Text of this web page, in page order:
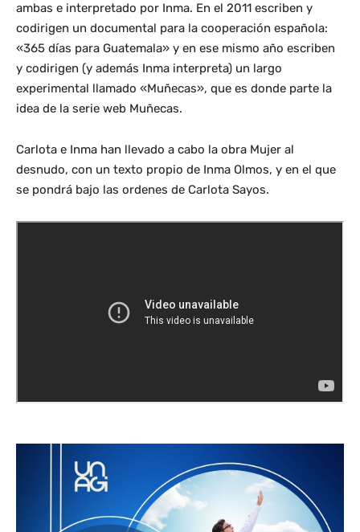
ambas e interpretado por Inma. En el 2011 escriben y
codirigen un documental para la cooperación española:
«365 días para Guatemala» y en ese mismo año escriben
y codirigen (y además Inma interpreta) un largo
experimental llamado «Muñecas», que es donde parte la
idea de la serie web Muñecas.
Carlota e Inma han llevado a cabo la obra Mujer al
desnudo, con un texto propio de Inma Olmos, y en el que
se pondrá bajo las ordenes de Carlota Sayos.